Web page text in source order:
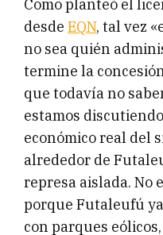
Como planteó el
desde EQN, tal vez
no sea quién
termine la
que todavía no
estamos
económico real del
alrededor de
represa aislada. No
porque Futaleufú
con parques